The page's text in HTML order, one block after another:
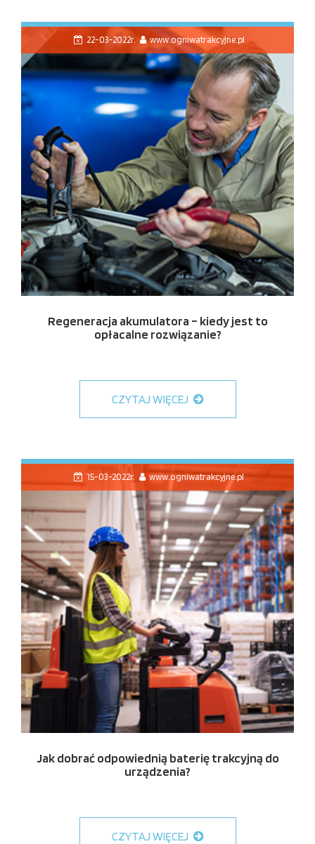
22-03-2022r. www.ogniwatrakcyjne.pl
Regeneracja akumulatora – kiedy jest to
opłacalne rozwiązanie?
CZYTAJ WIĘCEJ
15-03-2022r. www.ogniwatrakcyjne.pl
Jak dobrać odpowiednią baterię trakcyjną do
urządzenia?
CZYTAJ WIĘCEJ